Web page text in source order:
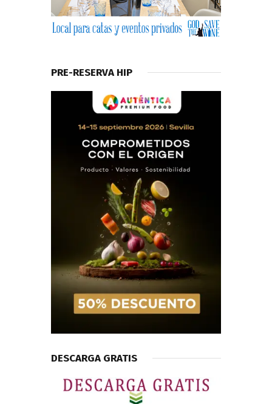
PRE-RESERVA HIP
DESCARGA GRATIS